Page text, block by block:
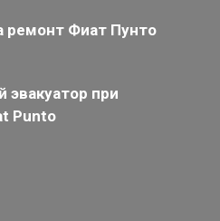
ремонт Фиат Пунто
эвакуатор при
Punto